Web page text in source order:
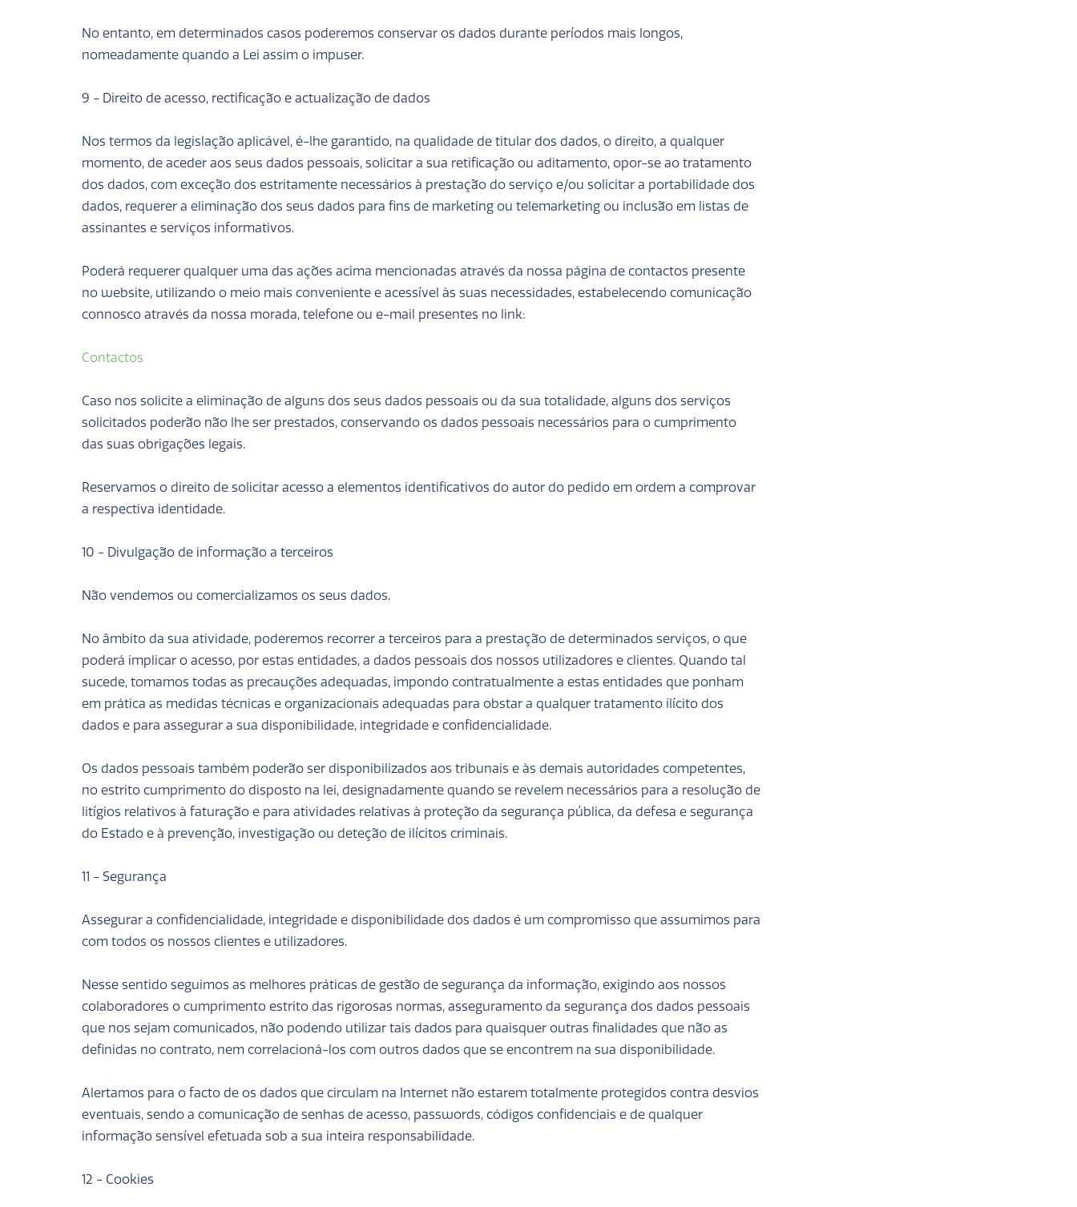
No entanto, em determinados casos poderemos conservar os dados durante períodos mais longos,
nomeadamente quando a Lei assim o impuser.
9 - Direito de acesso, rectificação e actualização de dados
Nos termos da legislação aplicável, é-lhe garantido, na qualidade de titular dos dados, o direito, a qualquer
momento, de aceder aos seus dados pessoais, solicitar a sua retificação ou aditamento, opor-se ao tratamento
dos dados, com exceção dos estritamente necessários à prestação do serviço e/ou solicitar a portabilidade dos
dados, requerer a eliminação dos seus dados para fins de marketing ou telemarketing ou inclusão em listas de
assinantes e serviços informativos.
Poderá requerer qualquer uma das ações acima mencionadas através da nossa página de contactos presente
no website, utilizando o meio mais conveniente e acessível às suas necessidades, estabelecendo comunicação
connosco através da nossa morada, telefone ou e-mail presentes no link:
Contactos
Caso nos solicite a eliminação de alguns dos seus dados pessoais ou da sua totalidade, alguns dos serviços
solicitados poderão não lhe ser prestados, conservando os dados pessoais necessários para o cumprimento
das suas obrigações legais.
Reservamos o direito de solicitar acesso a elementos identificativos do autor do pedido em ordem a comprovar
a respectiva identidade.
10 - Divulgação de informação a terceiros
Não vendemos ou comercializamos os seus dados.
No âmbito da sua atividade, poderemos recorrer a terceiros para a prestação de determinados serviços, o que
poderá implicar o acesso, por estas entidades, a dados pessoais dos nossos utilizadores e clientes. Quando tal
sucede, tomamos todas as precauções adequadas, impondo contratualmente a estas entidades que ponham
em prática as medidas técnicas e organizacionais adequadas para obstar a qualquer tratamento ilícito dos
dados e para assegurar a sua disponibilidade, integridade e confidencialidade.
Os dados pessoais também poderão ser disponibilizados aos tribunais e às demais autoridades competentes,
no estrito cumprimento do disposto na lei, designadamente quando se revelem necessários para a resolução de
litígios relativos à faturação e para atividades relativas à proteção da segurança pública, da defesa e segurança
do Estado e à prevenção, investigação ou deteção de ilícitos criminais.
11 - Segurança
Assegurar a confidencialidade, integridade e disponibilidade dos dados é um compromisso que assumimos para
com todos os nossos clientes e utilizadores.
Nesse sentido seguimos as melhores práticas de gestão de segurança da informação, exigindo aos nossos
colaboradores o cumprimento estrito das rigorosas normas, asseguramento da segurança dos dados pessoais
que nos sejam comunicados, não podendo utilizar tais dados para quaisquer outras finalidades que não as
definidas no contrato, nem correlacioná-los com outros dados que se encontrem na sua disponibilidade.
Alertamos para o facto de os dados que circulam na Internet não estarem totalmente protegidos contra desvios
eventuais, sendo a comunicação de senhas de acesso, passwords, códigos confidenciais e de qualquer
informação sensível efetuada sob a sua inteira responsabilidade.
12 - Cookies